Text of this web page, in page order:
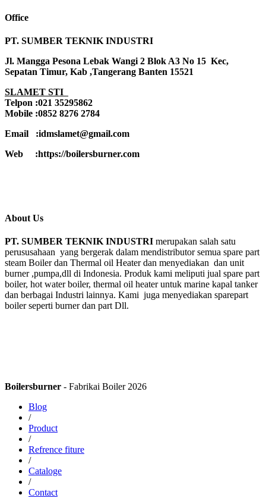
Office
PT. SUMBER TEKNIK INDUSTRI
Jl. Mangga Pesona Lebak Wangi 2 Blok A3 No 15 Kec,
Sepatan Timur, Kab ,Tangerang Banten 15521
SLAMET STI
Telpon :021 35295862
Mobile :0852 8276 2784
Email :idmslamet@gmail.com
Web :https://boilersburner.com
About Us
PT. SUMBER TEKNIK INDUSTRI merupakan salah satu
perususahaan yang bergerak dalam mendistributor semua spare part
steam Boiler dan Thermal oil Heater dan menyediakan dan unit
burner ,pumpa,dll di Indonesia. Produk kami meliputi jual spare part
boiler, hot water boiler, thermal oil heater untuk marine kapal tanker
dan berbagai Industri lainnya. Kami juga menyediakan sparepart
boiler seperti burner dan part Dll.
Boilersburner - Fabrikai Boiler 2026
Blog
/
Product
/
Refrence fiture
/
Cataloge
/
Contact